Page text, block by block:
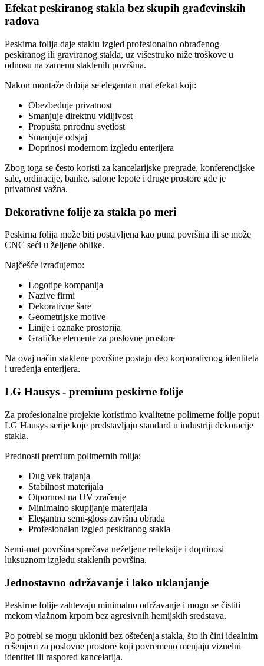
Efekat peskiranog stakla bez skupih građevinskih
radova
Peskirna folija daje staklu izgled profesionalno obrađenog
peskiranog ili graviranog stakla, uz višestruko niže troškove u
odnosu na zamenu staklenih površina.
Nakon montaže dobija se elegantan mat efekat koji:
Obezbeđuje privatnost
Smanjuje direktnu vidljivost
Propušta prirodnu svetlost
Smanjuje odsjaj
Doprinosi modernom izgledu enterijera
Zbog toga se često koristi za kancelarijske pregrade, konferencijske
sale, ordinacije, banke, salone lepote i druge prostore gde je
privatnost važna.
Dekorativne folije za stakla po meri
Peskirna folija može biti postavljena kao puna površina ili se može
CNC seći u željene oblike.
Najčešće izrađujemo:
Logotipe kompanija
Nazive firmi
Dekorativne šare
Geometrijske motive
Linije i oznake prostorija
Grafičke elemente za poslovne prostore
Na ovaj način staklene površine postaju deo korporativnog identiteta
i uređenja enterijera.
LG Hausys - premium peskirne folije
Za profesionalne projekte koristimo kvalitetne polimerne folije poput
LG Hausys serije koje predstavljaju standard u industriji dekoracije
stakla.
Prednosti premium polimernih folija:
Dug vek trajanja
Stabilnost materijala
Otpornost na UV zračenje
Minimalno skupljanje materijala
Elegantna semi-gloss završna obrada
Profesionalan izgled peskiranog stakla
Semi-mat površina sprečava neželjene refleksije i doprinosi
luksuznom izgledu staklenih površina.
Jednostavno održavanje i lako uklanjanje
Peskirne folije zahtevaju minimalno održavanje i mogu se čistiti
mekom vlažnom krpom bez agresivnih hemijskih sredstava.
Po potrebi se mogu ukloniti bez oštećenja stakla, što ih čini idealnim
rešenjem za poslovne prostore koji povremeno menjaju vizuelni
identitet ili raspored kancelarija.